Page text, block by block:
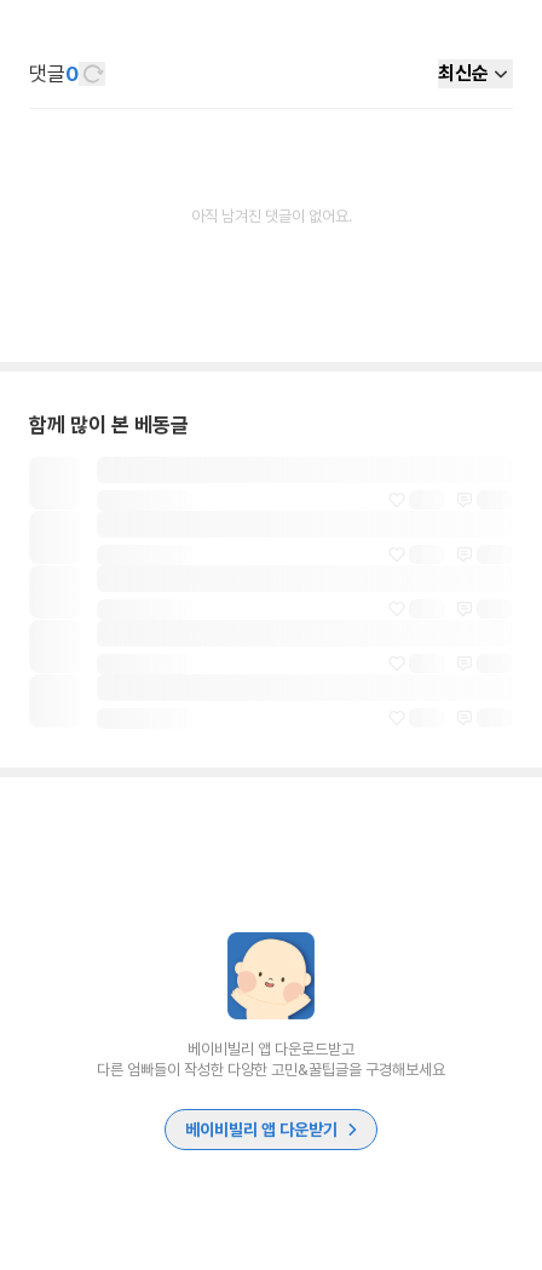
댓글0 최신순
아직 남겨진 댓글이 없어요.
함께 많이 본 베동글
베이비빌리 앱 다운로드받고
다른 엄빠들이 작성한 다양한 고민&꿀팁글을 구경해보세요
베이비빌리 앱 다운받기